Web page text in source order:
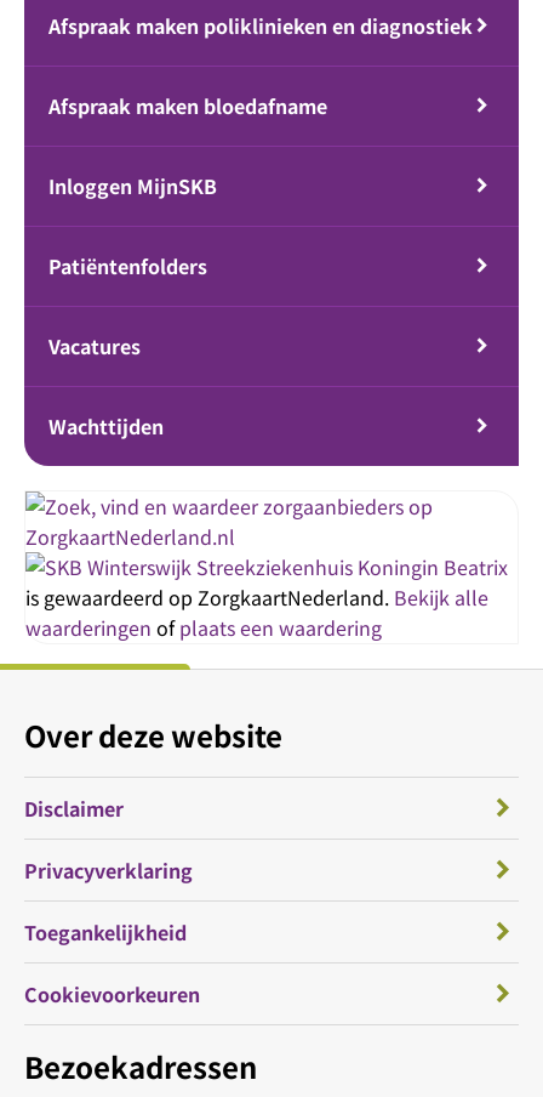
Afspraak maken poliklinieken en diagnostiek
Afspraak maken bloedafname
Inloggen MijnSKB
Patiëntenfolders
Vacatures
Wachttijden
Streekziekenhuis Koningin Beatrix
is gewaardeerd op ZorgkaartNederland. Bekijk alle
waarderingen ofplaats een waardering
Bezoekadressen
Over deze website
Disclaimer
Privacyverklaring
Toegankelijkheid
Cookievoorkeuren